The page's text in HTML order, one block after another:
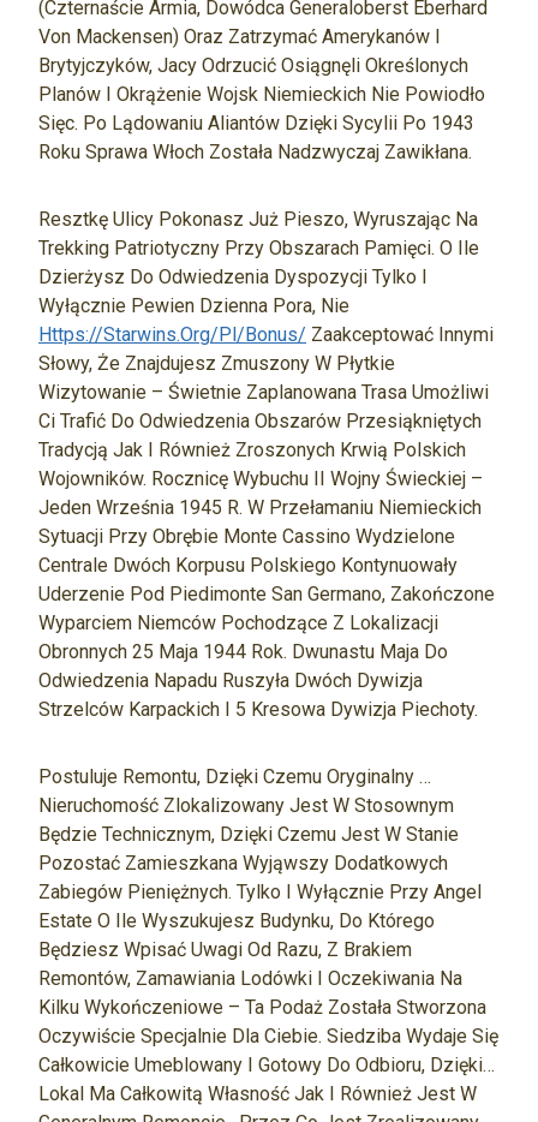
(czternaście Armia, Dowódca Generaloberst Eberhard
Von Mackensen) Oraz Zatrzymać Amerykanów I
Brytyjczyków, Jacy Odrzucić Osiągnęli Określonych
Planów I Okrążenie Wojsk Niemieckich Nie Powiodło
Sięc. Po Lądowaniu Aliantów Dzięki Sycylii Po 1943
Roku Sprawa Włoch Została Nadzwyczaj Zawikłana.
Resztkę Ulicy Pokonasz Już Pieszo, Wyruszając Na
Trekking Patriotyczny Przy Obszarach Pamięci. O Ile
Dzierżysz Do Odwiedzenia Dyspozycji Tylko I
Wyłącznie Pewien Dzienna Pora, Nie
Https://starwins.org/pl/bonus/ Zaakceptować Innymi
Słowy, Że Znajdujesz Zmuszony W Płytkie
Wizytowanie – Świetnie Zaplanowana Trasa Umożliwi
Ci Trafić Do Odwiedzenia Obszarów Przesiąkniętych
Tradycją Jak I Również Zroszonych Krwią Polskich
Wojowników. Rocznicę Wybuchu II Wojny Świeckiej –
Jeden Września 1945 R. W Przełamaniu Niemieckich
Sytuacji Przy Obrębie Monte Cassino Wydzielone
Centrale Dwóch Korpusu Polskiego Kontynuowały
Uderzenie Pod Piedimonte San Germano, Zakończone
Wyparciem Niemców Pochodzące Z Lokalizacji
Obronnych 25 Maja 1944 Rok. Dwunastu Maja Do
Odwiedzenia Napadu Ruszyła Dwóch Dywizja
Strzelców Karpackich I 5 Kresowa Dywizja Piechoty.
Postuluje Remontu, Dzięki Czemu Oryginalny …
Nieruchomość Zlokalizowany Jest W Stosownym
Będzie Technicznym, Dzięki Czemu Jest W Stanie
Pozostać Zamieszkana Wyjąwszy Dodatkowych
Zabiegów Pieniężnych. Tylko I Wyłącznie Przy Angel
Estate O Ile Wyszukujesz Budynku, Do Którego
Będziesz Wpisać Uwagi Od Razu, Z Brakiem
Remontów, Zamawiania Lodówki I Oczekiwania Na
Kilku Wykończeniowe – Ta Podaż Została Stworzona
Oczywiście Specjalnie Dla Ciebie. Siedziba Wydaje Się
Całkowicie Umeblowany I Gotowy Do Odbioru, Dzięki…
Lokal Ma Całkowitą Własność Jak I Również Jest W